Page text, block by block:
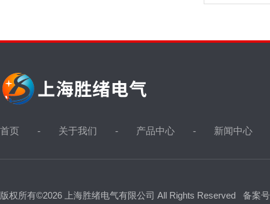
首页 关于我们 产品中心 新闻中心
版权所有©2026 上海胜绪电气有限公司 All Rights Reserved 备案